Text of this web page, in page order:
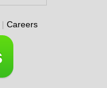
| Careers